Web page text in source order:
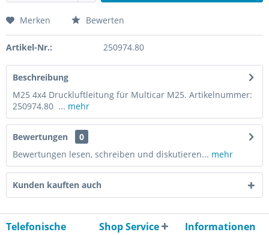
Merken Bewerten
Artikel-Nr.: 250974.80
Beschreibung
M25 4x4 Druckluftleitung für Multicar M25. Artikelnummer:
250974.80 ... mehr
Bewertungen
0
Bewertungen lesen, schreiben und diskutieren... mehr
Kunden kauften auch
Telefonische
Shop Service Informationen